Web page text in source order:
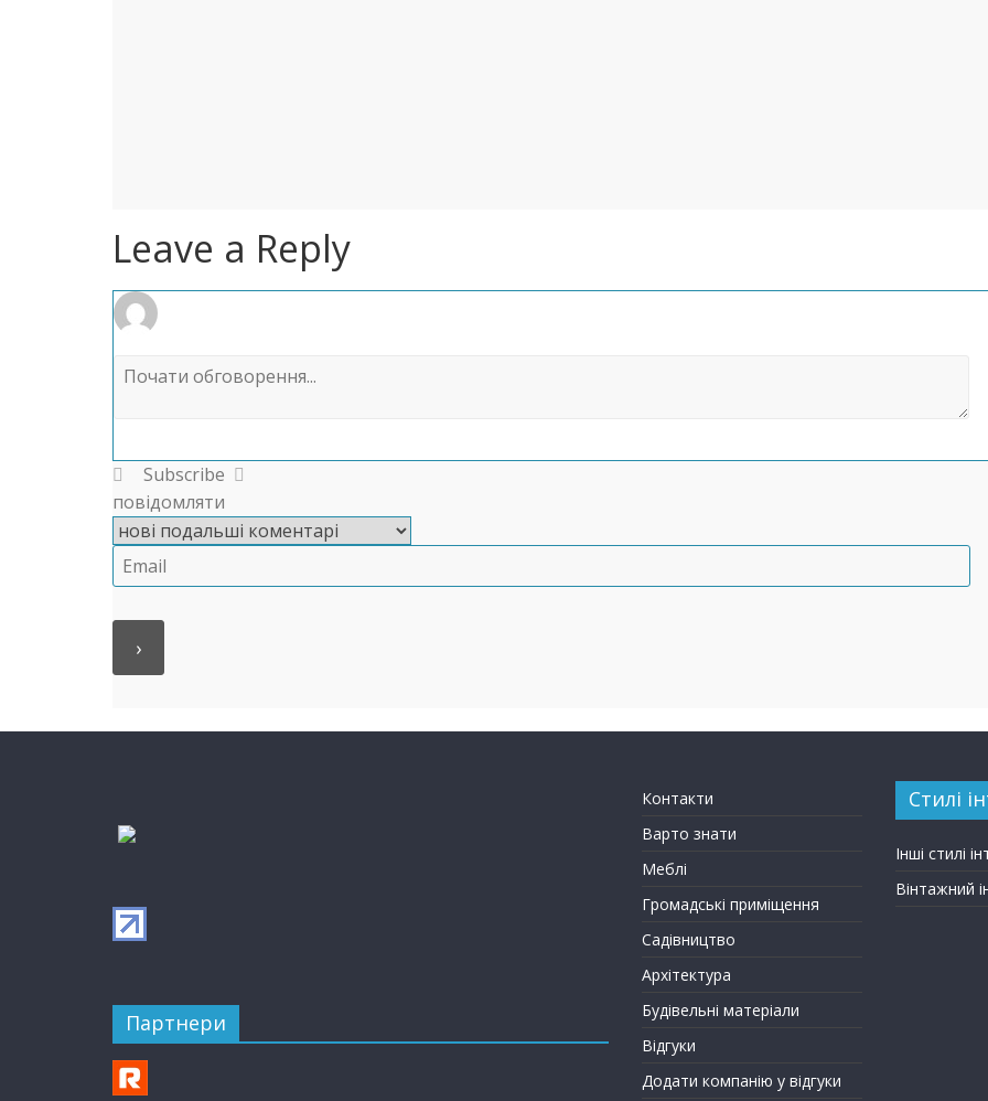
Leave a Reply
Subscribe
повідомляти
Партнери
Контакти
Варто знати
Меблі
Громадські приміщення
Садівництво
Архітектура
Будівельні матеріали
Відгуки
Додати компанію у відгуки
Стилі
Інші стилі
Вінтажний